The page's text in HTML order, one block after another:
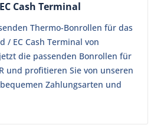
Cash Terminal
Thermo-Bonrollen für das
/ EC Cash Terminal von
die passenden Bonrollen für
und profitieren Sie von unseren
Zahlungsarten und